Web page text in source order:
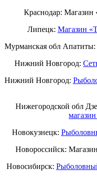
Краснодар: Магазин
Липецк: Магазин
Мурманская обл
Нижний Новгород:
Нижний Новгород:
Нижегородской обл
Новокузнецк:
Новороссийск:
Новосибирск: